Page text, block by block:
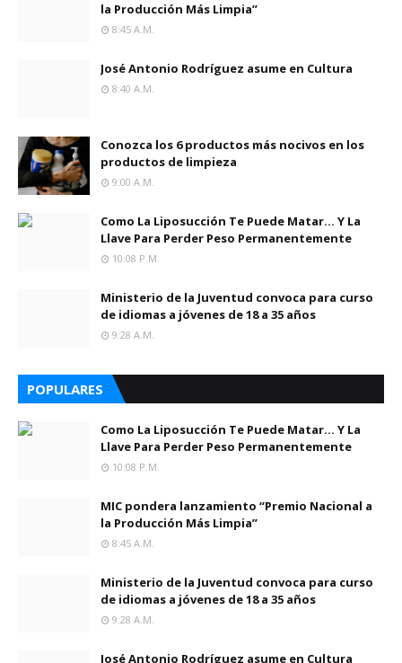
la Producción Más Limpia”
8:45 A.m.
José Antonio Rodríguez asume en Cultura
8:40 A.m.
Conozca los 6 productos más nocivos en los
productos de limpieza
9:00 A.m.
Como La Liposucción Te Puede Matar… Y La
Llave Para Perder Peso Permanentemente
10:08 P.m.
Ministerio de la Juventud convoca para curso
de idiomas a jóvenes de 18 a 35 años
9:28 A.m.
POPULARES
Como La Liposucción Te Puede Matar… Y La
Llave Para Perder Peso Permanentemente
10:08 P.m.
MIC pondera lanzamiento “Premio Nacional a
la Producción Más Limpia”
8:45 A.m.
Ministerio de la Juventud convoca para curso
de idiomas a jóvenes de 18 a 35 años
9:28 A.m.
José Antonio Rodríguez asume en Cultura